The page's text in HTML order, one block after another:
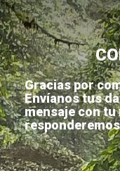
Gracias por
Envíanos tus
mensaje con